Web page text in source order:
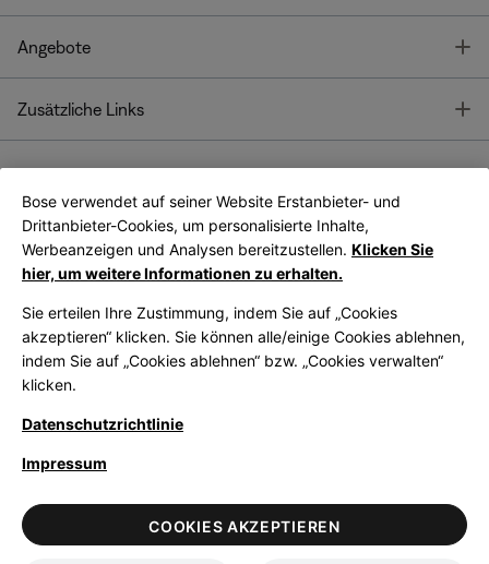
Angebote
Zusätzliche Links
Bose App
Bose Connect
App
LegalDatenschutzrichtlinieZugänglichkeitHinweis zu Cookies
VerkaufsbedingungenNutzungsbedingungen
Bose verwendet auf seiner Website Erstanbieter- und
Drittanbieter-Cookies, um personalisierte Inhalte,
Werbeanzeigen und Analysen bereitzustellen. Klicken Sie
hier, um weitere Informationen zu erhalten.
Sie erteilen Ihre Zustimmung, indem Sie auf „Cookies
akzeptieren“ klicken. Sie können alle/einige Cookies ablehnen,
indem Sie auf „Cookies ablehnen“ bzw. „Cookies verwalten“
klicken.
Datenschutzrichtlinie
Impressum
COOKIES AKZEPTIEREN